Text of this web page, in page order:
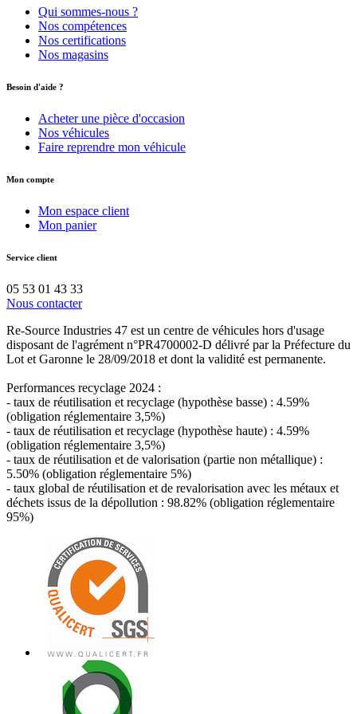
Qui sommes-nous ?
Nos compétences
Nos certifications
Nos magasins
Besoin d'aide ?
Acheter une pièce d'occasion
Nos véhicules
Faire reprendre mon véhicule
Mon compte
Mon espace client
Mon panier
Service client
05 53 01 43 33
Nous contacter
Re-Source Industries 47 est un centre de véhicules hors d'usage
disposant de l'agrément n°PR4700002-D délivré par la Préfecture du
Lot et Garonne le 28/09/2018 et dont la validité est permanente.
Performances recyclage 2024 :
- taux de réutilisation et recyclage (hypothèse basse) : 4.59%
(obligation réglementaire 3,5%)
- taux de réutilisation et recyclage (hypothèse haute) : 4.59%
(obligation réglementaire 3,5%)
- taux de réutilisation et de valorisation (partie non métallique) :
5.50% (obligation réglementaire 5%)
- taux global de réutilisation et de revalorisation avec les métaux et
déchets issus de la dépollution : 98.82% (obligation réglementaire
95%)